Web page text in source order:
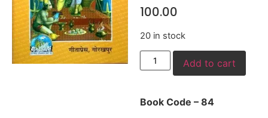
100.00
20 in stock
Add to cart
Book Code – 84